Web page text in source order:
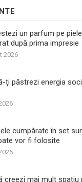
un parfum pe
după prima impresie
2026
ți păstrezi energia
cumpărate în set
vor fi folosite
creezi mai mult spațiu